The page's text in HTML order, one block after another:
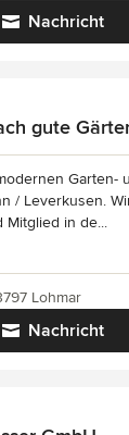
Nachricht
gute
Garten-
/ Leverkusen.
in de...
Nachricht
Lohmar